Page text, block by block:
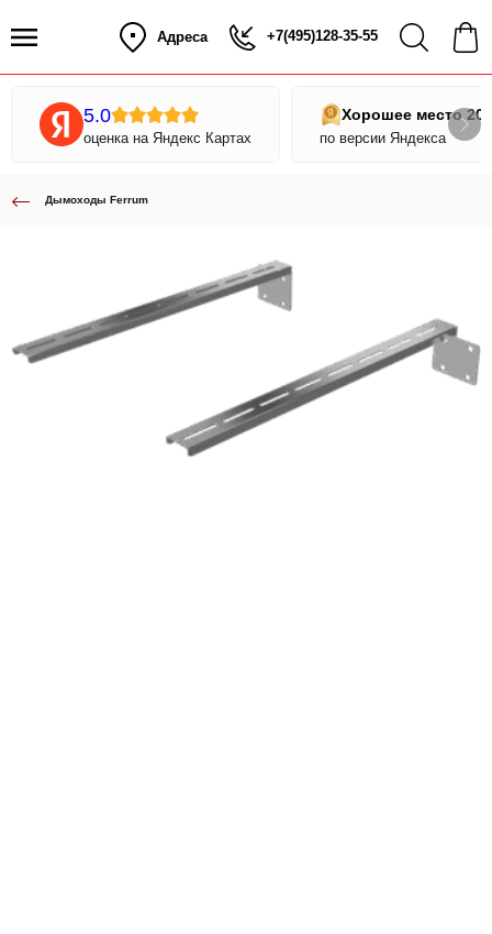
Адреса +7(495)128-35-55
5.0
оценка на Яндекс Картах
Хорошее место
по версии Яндекса
Дымоходы Ferrum